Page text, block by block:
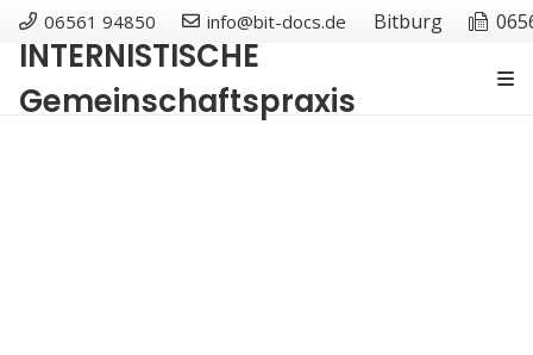
06561 94850 info@bit-docs.de Bitburg
INTERNISTISCHE
Gemeinschaftspraxis